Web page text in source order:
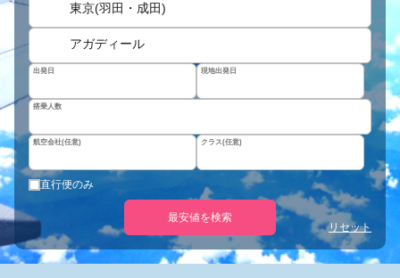
東京(羽田・成田)
アガディール
出発日 現地出発日
搭乗人数
航空会社(任意) クラス(任意)
直行便のみ
最安値を検索
リセット